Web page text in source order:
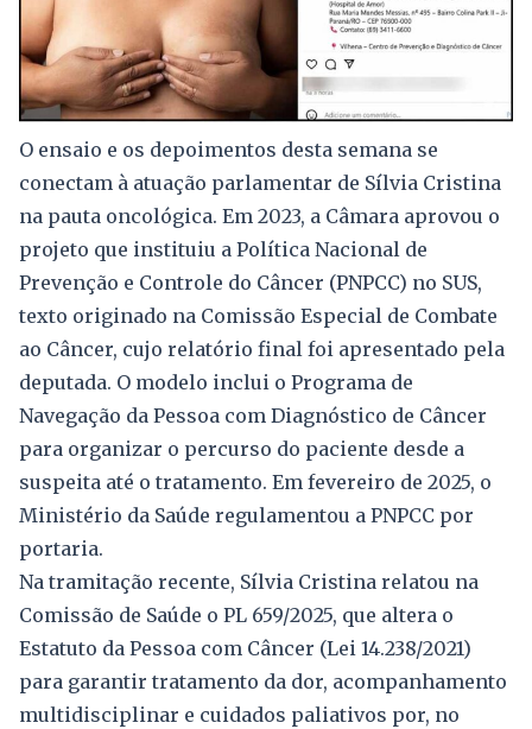
O ensaio e os depoimentos desta semana se
conectam à atuação parlamentar de Sílvia Cristina
na pauta oncológica. Em 2023, a Câmara aprovou o
projeto que instituiu a Política Nacional de
Prevenção e Controle do Câncer (PNPCC) no SUS,
texto originado na Comissão Especial de Combate
ao Câncer, cujo relatório final foi apresentado pela
deputada. O modelo inclui o Programa de
Navegação da Pessoa com Diagnóstico de Câncer
para organizar o percurso do paciente desde a
suspeita até o tratamento. Em fevereiro de 2025, o
Ministério da Saúde regulamentou a PNPCC por
portaria.
Na tramitação recente, Sílvia Cristina relatou na
Comissão de Saúde o PL 659/2025, que altera o
Estatuto da Pessoa com Câncer (Lei 14.238/2021)
para garantir tratamento da dor, acompanhamento
multidisciplinar e cuidados paliativos por, no